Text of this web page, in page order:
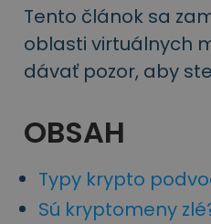
svoju krypto stratégiu
Tento článok sa
oblasti virtuálnych
dávať pozor, aby
OBSAH
Typy krypto
Sú kryptomeny